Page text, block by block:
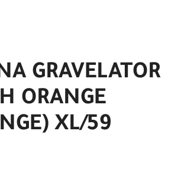
GRAVELATOR
ORANGE
XL/59